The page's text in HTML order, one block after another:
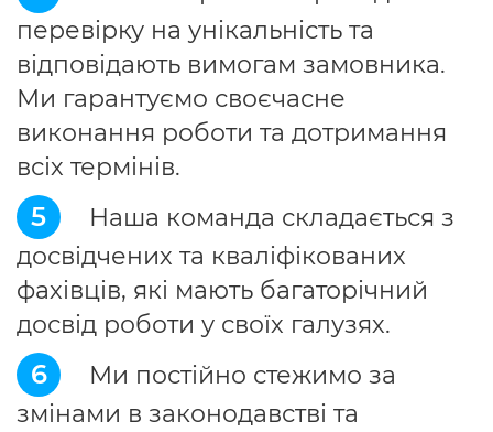
перевірку на унікальність та
відповідають вимогам замовника.
Ми гарантуємо своєчасне
виконання роботи та дотримання
всіх термінів.
5
Наша команда складається з
досвідчених та кваліфікованих
фахівців, які мають багаторічний
досвід роботи у своїх галузях.
6
Ми постійно стежимо за
змінами в законодавстві та